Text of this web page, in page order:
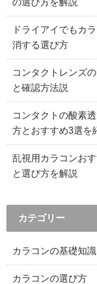
ドライアイでもカ
消する選び方
コンタクトレンズ
と確認方法説
コンタクトの酸素
方とおすすめ3選を
乱視用カラコンお
と選び方を解説
カテゴリー
カラコンの基礎知識
カラコンの選び方